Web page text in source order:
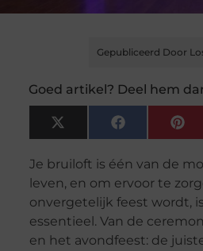
Gepubliceerd Door
Goed artikel? Deel hem
X
(Twitter)
Facebook
Je bruiloft is één van de
leven, en om ervoor te
onvergetelijk feest wordt,
essentieel. Van de
en het avondfeest: de